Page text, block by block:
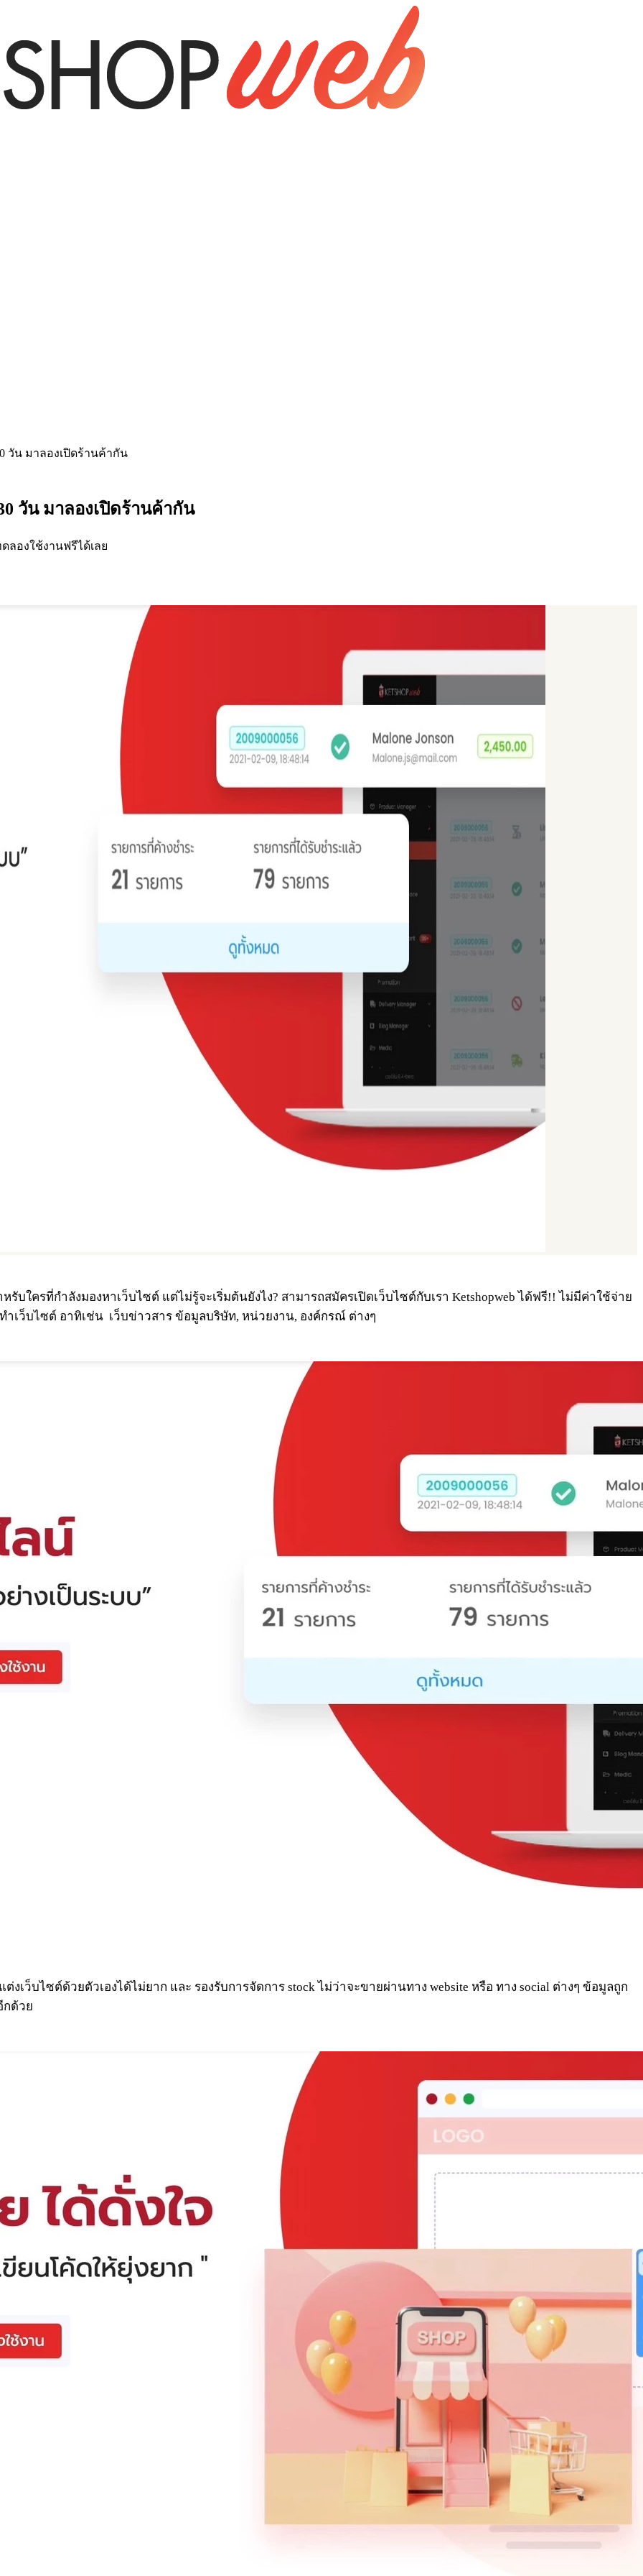
วัน มาลองเปิดร้านค้ากัน
วัน มาลองเปิดร้านค้ากัน
ลองใช้งานฟรีได้เลย
รับใครที่กำลังมองหาเว็บไซต์ แต่ไม่รู้จะเริ่มต้นยังไง? สามารถสมัครเปิดเว็บไซต์กับเรา Ketshopweb ได้ฟรี!! ไม่มีค่าใช้จ่าย
เว็บไซต์ อาทิเช่น เว็บข่าวสาร ข้อมูลบริษัท, หน่วยงาน, องค์กรณ์ ต่างๆ
บไซต์ด้วยตัวเองได้ไม่ยาก และ รองรับการจัดการ stock ไม่ว่าจะขายผ่านทาง website หรือ ทาง social ต่างๆ ข้อมูลถูก
กด้วย